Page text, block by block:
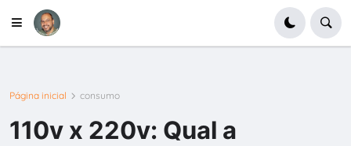
Página inicial consumo
110v x 220v: Qual a